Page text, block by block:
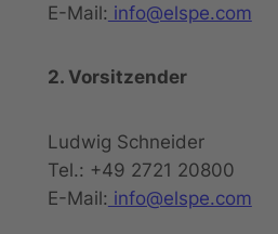
E-Mail: info@elspe.com
2. Vorsitzender
Ludwig Schneider
Tel.: +49 2721 20800
E-Mail: info@elspe.com